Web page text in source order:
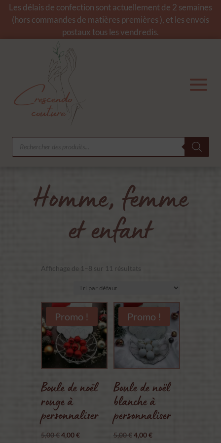
Les délais de confection sont actuellement de 2 semaines
(hors commandes de matières premières ), et les envois
postaux tous les vendredis.
Recherche
produits
Homme, femme
et enfant
Affichage de 1–8 sur 11 résultats
Promo !
Boule de noël
rouge à
personnaliser
5,00€Le
4,00€Le
Promo !
Boule de noël
blanche à
personnaliser
5,00€Le
4,00€Le